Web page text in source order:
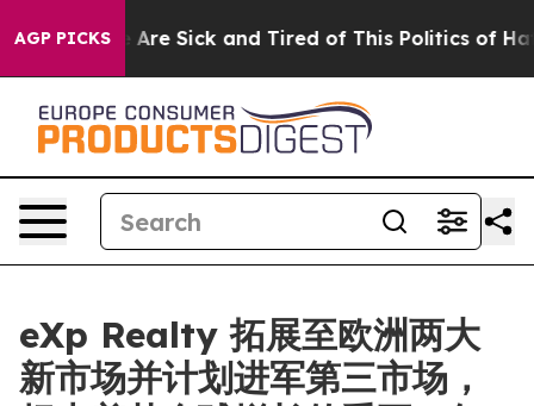
AGP PICKSAre Sick and Tired of This Politics of Hatred”
eXp Realty 拓展至欧洲两大
新市场并计划进军第三市场，